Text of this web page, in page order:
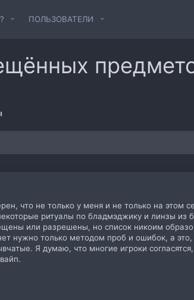
ПОЛЬЗОВАТЕЛИ
что не только у меня и не только на
ритуалы по бладмэджику и линзы из
или разрешены, но список никоим
нужно только методом проб и ошибок, а
Я думаю, что многие игроки